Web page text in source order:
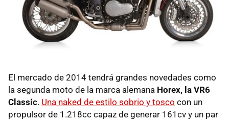
El mercado de 2014 tendrá grandes novedades como
la segunda moto de la marca alemana Horex, la VR6
Classic. Una naked de estilo sobrio y tosco con un
propulsor de 1.218cc capaz de generar 161cv y un par